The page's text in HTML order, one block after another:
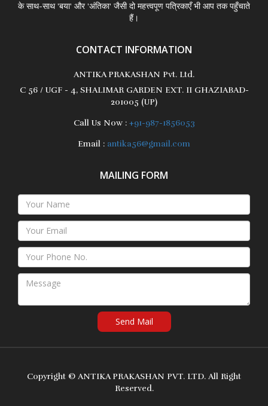
के साथ-साथ 'बया' और 'अंतिका' जैसी दो महत्त्वपूण पत्रिकाएँ भी आप तक पहुँचाते
हैं।
CONTACT INFORMATION
ANTIKA PRAKASHAN Pvt. Ltd.
C 56 / UGF - 4, SHALIMAR GARDEN EXT. II GHAZIABAD-
201005 (UP)
Call Us Now : +91-987-1856053
Email : antika56@gmail.com
MAILING FORM
Send Mail
Copyright © ANTIKA PRAKASHAN PVT. LTD. All Right
Reserved.